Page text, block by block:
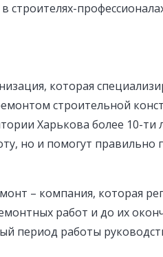
строителях-
которая
строительной
Харькова более 10-
но и помогут
– компания, которая
работ и до их
период работы